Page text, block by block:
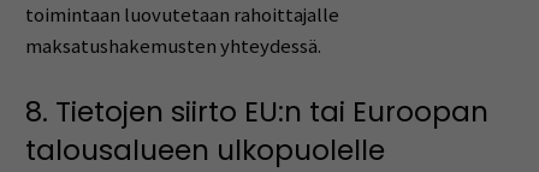
toimintaan luovutetaan rahoittajalle
maksatushakemusten yhteydessä.
8. Tietojen siirto EU:n tai Euroopan
talousalueen ulkopuolelle